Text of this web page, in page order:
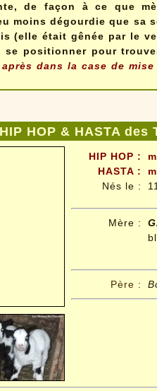
de façon à ce que
moins dégourdie que sa
(elle était gênée par le
se positionner pour
dans la case de
HIP HOP & HASTA des
HIP HOP :
HASTA :
Nés le :
Mère :
Père :